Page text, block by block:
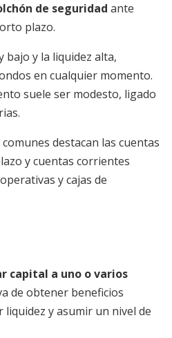
de seguridad ante
plazo.
bajo y la liquidez alta,
en cualquier momento.
suele ser modesto, ligado
destacan las cuentas
y cuentas corrientes
y cajas de
capital a uno o varios
de obtener beneficios
y asumir un nivel de